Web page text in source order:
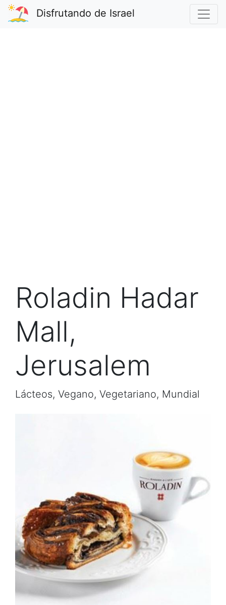
Disfrutando de Israel
Roladin Hadar
Mall,
Jerusalem
Lácteos, Vegano, Vegetariano, Mundial